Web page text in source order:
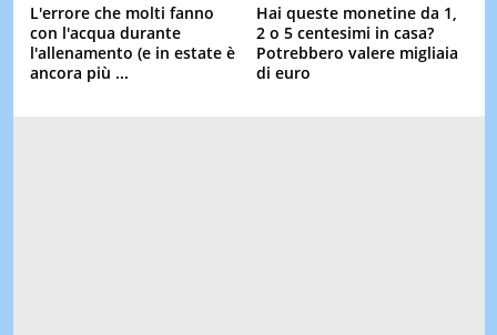
L'errore che molti fanno
con l'acqua durante
l'allenamento (e in estate è
ancora più ...
Hai queste monetine da 1,
2 o 5 centesimi in casa?
Potrebbero valere migliaia
di euro